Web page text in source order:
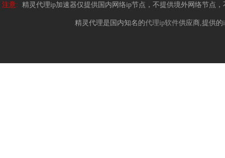
注意: 精灵代理ip加速器仅提供国内网络ip节点，不提供境外网络节点
精灵代理是国内知名的代理ip软件供应商,提供的